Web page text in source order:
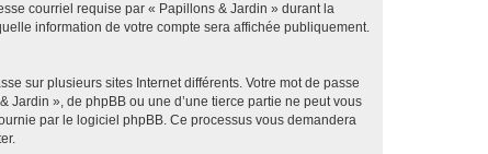
courriel requise par « Papillons & Jardin » durant la
information de votre compte sera affichée publiquement.
sur plusieurs sites Internet différents. Votre mot de passe
», de phpBB ou une d’une tierce partie ne peut vous
par le logiciel phpBB. Ce processus vous demandera